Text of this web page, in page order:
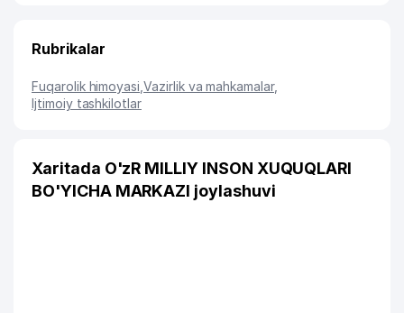
Rubrikalar
Fuqarolik himoyasi ,Vazirlik va mahkamalar,
Ijtimoiy tashkilotlar
Xaritada O'zR MILLIY INSON XUQUQLARI
BO'YICHA MARKAZI joylashuvi